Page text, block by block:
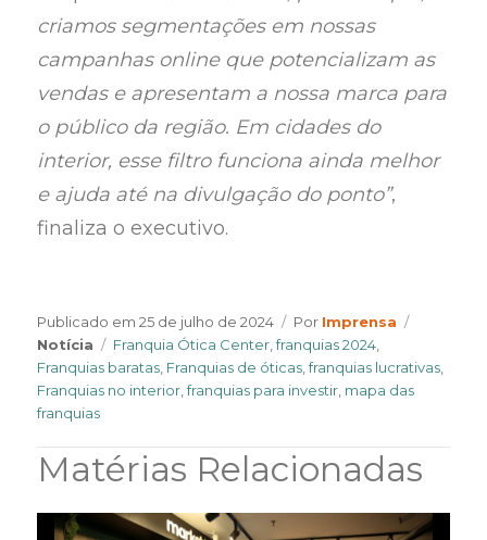
criamos segmentações em nossas
campanhas online que potencializam as
vendas e apresentam a nossa marca para
o público da região. Em cidades do
interior, esse filtro funciona ainda melhor
e ajuda até na divulgação do ponto”,
finaliza o executivo.
Publicado em25 de julho de 2024 Por Author
Imprensa
Notícia
Tags
Franquia Ótica Center ,franquias 2024
Franquias baratas Franquias de óticas ,franquias lucrativas
Franquias no interior ,franquias para investir mapa das
franquias
Matérias Relacionadas